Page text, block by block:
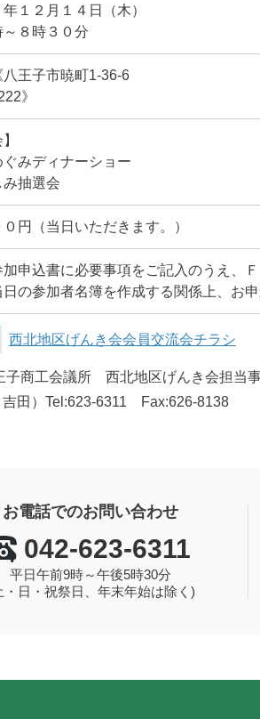
１２月１４日（木）
８時３０分
八王子市暁町1-36-6
》
ぐみディナーショー
み抽選会
０円（当日いただきます。）
申込書に必要事項をご記入のうえ、
日の参加者名簿を作成する関係上、お
西北地区げんき会会員交流会チラシ
子商工会議所 西北地区げんき会担当
吉田）Tel:623-6311 Fax:626-8138
お電話でのお問い合わせ
042-623-6311
平日午前9時～午後5時30分
・日・祝祭日、年末年始は除く)